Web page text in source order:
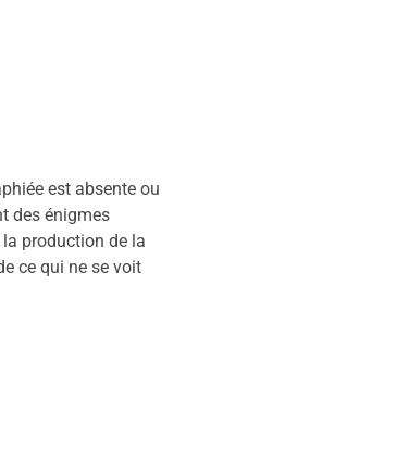
est absente ou
des énigmes
production de la
ce qui ne se voit